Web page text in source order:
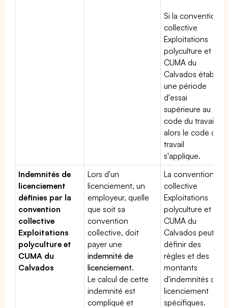
Si la convention
collective
Exploitations
polyculture et
CUMA du
Calvados établit
une période
d'essai
supérieure au
code du travail,
alors le code du
travail
s'applique.
Indemnités de
licenciement
définies par la
convention
collective
Exploitations
polyculture et
CUMA du
Calvados
Lors d'un
licenciement, un
employeur, quelle
que soit sa
convention
collective, doit
payer une
indemnité de
licenciement.
Le calcul de cette
indemnité est
compliqué et
La convention
collective
Exploitations
polyculture et
CUMA du
Calvados peut
définir des
règles et des
montants
d'indemnités de
licenciement
spécifiques.